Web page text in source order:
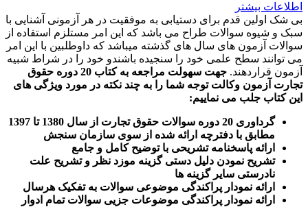
اطلاعات بیشتر
بی شک اولین قدم برای دستیابی به موفقیت در هر آزمونی آشنایی با
سبک و شیوه سوالات طراح می باشد که این امر مستلزم استفاده از
سوالات آزمون های سال های گذشته میباشد که داوطلبین با این امر
می توانند سطح علمی خود را سنجیده باشندو خود را در شراط شبیه
آزمون قراردهند.
جهت سهولت مراجعه به کتاب 20 دوره حقوق
تجارت آزمون وکالت توجه شما را به چند نکته در مورد ویژگی های
این کتاب جلب می نماییم:
گرداوری 20 دوره سوالات حقوق تجارت از سال 1380 تا 1397
مطابق با دفترچه ارائه شده از سوی سازمان سنجش
ارائه پاسخنامه تشریحی با توضیح کامل و جامع
تشریح نمودن دلیل دستی گزینه موزد نظر و تشریح علت
نادرستی سایر گزینه ها
ارائه نمودار پراکندگی موضوعی سوالات به تفکیک هرسال
رائه نمودار پراکندگی موضوعات جزیی سوالات تمام ادوار